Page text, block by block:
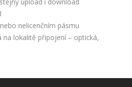
nelicenčním pásmu
na lokalitě připojení – optická,